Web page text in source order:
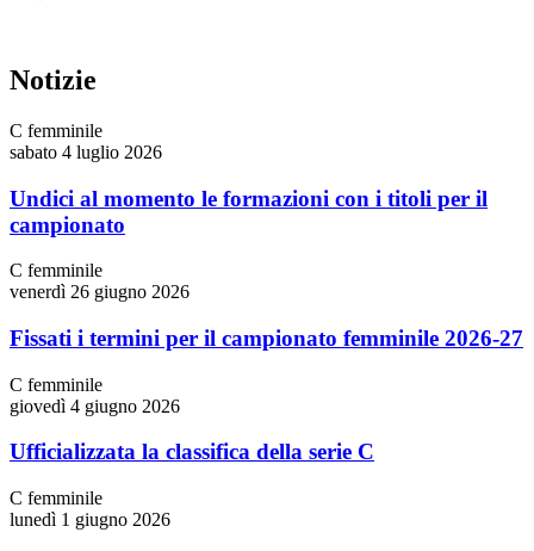
Notizie
C femminile
sabato 4 luglio 2026
Undici al momento le formazioni con i titoli per il
campionato
C femminile
venerdì 26 giugno 2026
Fissati i termini per il campionato femminile 2026-27
C femminile
giovedì 4 giugno 2026
Ufficializzata la classifica della serie C
C femminile
lunedì 1 giugno 2026